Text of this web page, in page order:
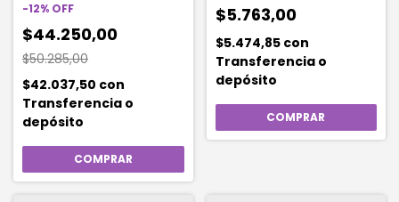
Íntimo
-12% OFF
$44.250,00
$50.285,00
$42.037,50 con
Transferencia o
depósito
$5.763,00
$5.474,85 con
Transferencia o
depósito